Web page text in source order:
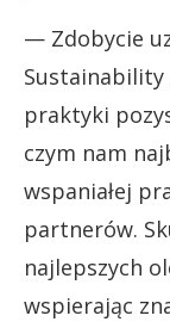
— Zdobycie
Sustainability
praktyki
czym nam
wspaniałej
partnerów.
najlepszych
wspierając